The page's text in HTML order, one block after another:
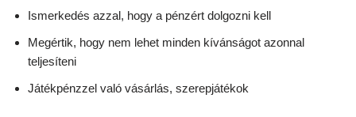
Ismerkedés azzal, hogy a pénzért dolgozni kell
Megértik, hogy nem lehet minden kívánságot azonnal
teljesíteni
Játékpénzzel való vásárlás, szerepjátékok